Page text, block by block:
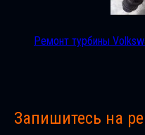
Ремонт турбины
Запишитесь на